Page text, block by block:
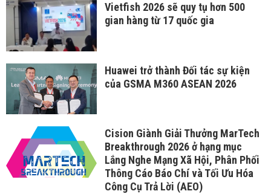
Vietfish 2026 sẽ quy tụ hơn 500
gian hàng từ 17 quốc gia
Huawei trở thành Đối tác sự kiện
của GSMA M360 ASEAN 2026
Cision Giành Giải Thưởng MarTech
Breakthrough 2026 ở hạng mục
Lắng Nghe Mạng Xã Hội, Phân Phối
Thông Cáo Báo Chí và Tối Ưu Hóa
Công Cụ Trả Lời (AEO)